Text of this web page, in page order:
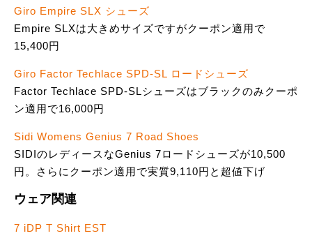
Giro Empire SLX シューズ
Empire SLXは大きめサイズですがクーポン適用で
15,400円
Giro Factor Techlace SPD-SL ロードシューズ
Factor Techlace SPD-SLシューズはブラックのみクーポ
ン適用で16,000円
Sidi Womens Genius 7 Road Shoes
SIDIのレディースなGenius 7ロードシューズが10,500
円。さらにクーポン適用で実質9,110円と超値下げ
ウェア関連
7 iDP T Shirt EST